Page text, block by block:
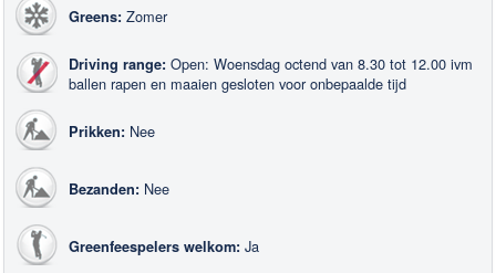
Greens: Zomer
Driving range: Open: Woensdag octend van 8.30 tot 12.00 ivm
ballen rapen en maaien gesloten voor onbepaalde tijd
Prikken: Nee
Bezanden: Nee
Greenfeespelers welkom: Ja